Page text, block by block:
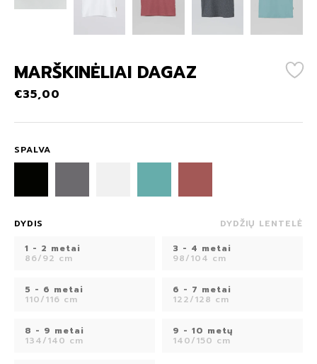
MARŠKINĖLIAI DAGAZ
€35,00
SPALVA
DYDIS
DYDŽIŲ LENTELĖ
1 - 2 metai
86/92 cm
3 - 4 metai
98/104 cm
5 - 6 metai
110/116 cm
6 - 7 metai
122/128 cm
8 - 9 metai
134/140 cm
9 - 10 metų
140/150 cm